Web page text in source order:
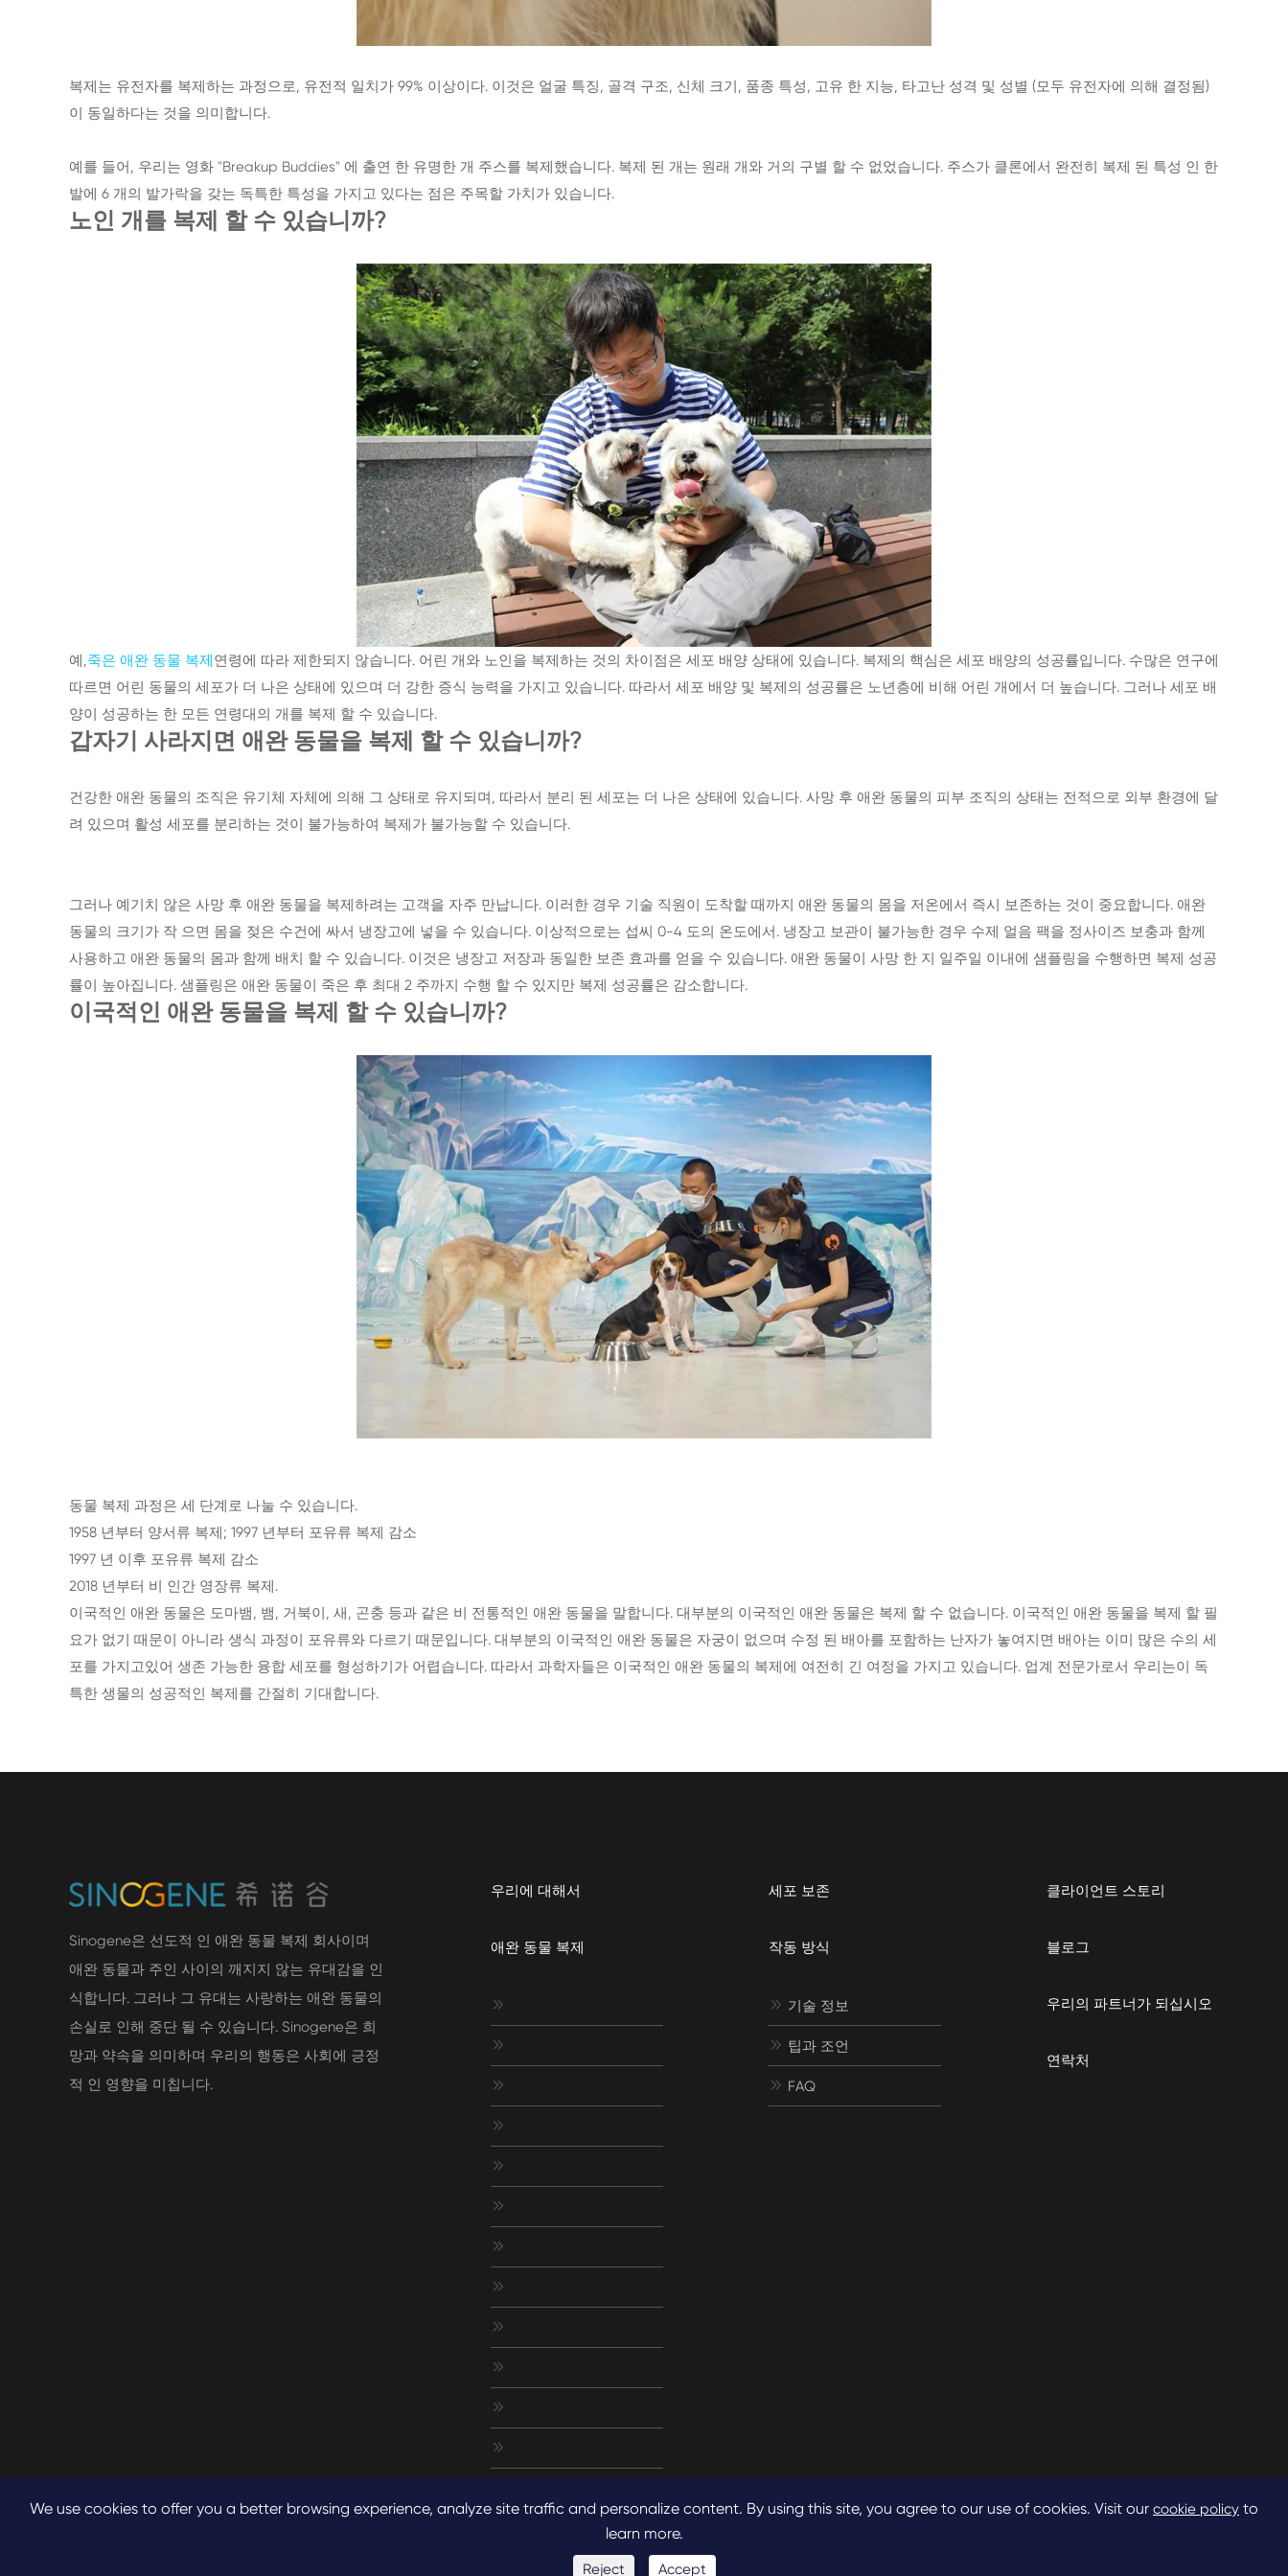
복제는 유전자를 복제하는 과정으로, 유전적 일치가 99% 이상이다. 이것은 얼굴 특징, 골격 구조, 신체 크기, 품종 특성, 고유 한 지능, 타고난 성격 및 성별 (모두 유전자에 의해 결정됨)
이 동일하다는 것을 의미합니다.
예를 들어, 우리는 영화 "Breakup Buddies" 에 출연 한 유명한 개 주스를 복제했습니다. 복제 된 개는 원래 개와 거의 구별 할 수 없었습니다. 주스가 클론에서 완전히 복제 된 특성 인 한
발에 6 개의 발가락을 갖는 독특한 특성을 가지고 있다는 점은 주목할 가치가 있습니다.
노인 개를 복제 할 수 있습니까?
예,죽은 애완 동물 복제연령에 따라 제한되지 않습니다. 어린 개와 노인을 복제하는 것의 차이점은 세포 배양 상태에 있습니다. 복제의 핵심은 세포 배양의 성공률입니다. 수많은 연구에
따르면 어린 동물의 세포가 더 나은 상태에 있으며 더 강한 증식 능력을 가지고 있습니다. 따라서 세포 배양 및 복제의 성공률은 노년층에 비해 어린 개에서 더 높습니다. 그러나 세포 배
양이 성공하는 한 모든 연령대의 개를 복제 할 수 있습니다.
갑자기 사라지면 애완 동물을 복제 할 수 있습니까?
건강한 애완 동물의 조직은 유기체 자체에 의해 그 상태로 유지되며, 따라서 분리 된 세포는 더 나은 상태에 있습니다. 사망 후 애완 동물의 피부 조직의 상태는 전적으로 외부 환경에 달
려 있으며 활성 세포를 분리하는 것이 불가능하여 복제가 불가능할 수 있습니다.
그러나 예기치 않은 사망 후 애완 동물을 복제하려는 고객을 자주 만납니다. 이러한 경우 기술 직원이 도착할 때까지 애완 동물의 몸을 저온에서 즉시 보존하는 것이 중요합니다. 애완
동물의 크기가 작 으면 몸을 젖은 수건에 싸서 냉장고에 넣을 수 있습니다. 이상적으로는 섭씨 0-4 도의 온도에서. 냉장고 보관이 불가능한 경우 수제 얼음 팩을 정사이즈 보충과 함께
사용하고 애완 동물의 몸과 함께 배치 할 수 있습니다. 이것은 냉장고 저장과 동일한 보존 효과를 얻을 수 있습니다. 애완 동물이 사망 한 지 일주일 이내에 샘플링을 수행하면 복제 성공
률이 높아집니다. 샘플링은 애완 동물이 죽은 후 최대 2 주까지 수행 할 수 있지만 복제 성공률은 감소합니다.
이국적인 애완 동물을 복제 할 수 있습니까?
동물 복제 과정은 세 단계로 나눌 수 있습니다.
1958 년부터 양서류 복제; 1997 년부터 포유류 복제 감소
1997 년 이후 포유류 복제 감소
2018 년부터 비 인간 영장류 복제.
이국적인 애완 동물은 도마뱀, 뱀, 거북이, 새, 곤충 등과 같은 비 전통적인 애완 동물을 말합니다. 대부분의 이국적인 애완 동물은 복제 할 수 없습니다. 이국적인 애완 동물을 복제 할 필
요가 없기 때문이 아니라 생식 과정이 포유류와 다르기 때문입니다. 대부분의 이국적인 애완 동물은 자궁이 없으며 수정 된 배아를 포함하는 난자가 놓여지면 배아는 이미 많은 수의 세
포를 가지고있어 생존 가능한 융합 세포를 형성하기가 어렵습니다. 따라서 과학자들은 이국적인 애완 동물의 복제에 여전히 긴 여정을 가지고 있습니다. 업계 전문가로서 우리는이 독
특한 생물의 성공적인 복제를 간절히 기대합니다.
Sinogene은 선도적 인 애완 동물 복제 회사이며
애완 동물과 주인 사이의 깨지지 않는 유대감을 인
식합니다. 그러나 그 유대는 사랑하는 애완 동물의
손실로 인해 중단 될 수 있습니다. Sinogene은 희
망과 약속을 의미하며 우리의 행동은 사회에 긍정
적 인 영향을 미칩니다.
우리에 대해서
애완 동물 복제












세포 보존
작동 방식
 기술 정보
 팁과 조언
 FAQ
클라이언트 스토리
블로그
우리의 파트너가 되십시오
연락처
We use cookies to offer you a better browsing experience, analyze site traffic and personalize content. By using this site, you agree to our use of cookies. Visit our cookie policy to
learn more.
Reject Accept